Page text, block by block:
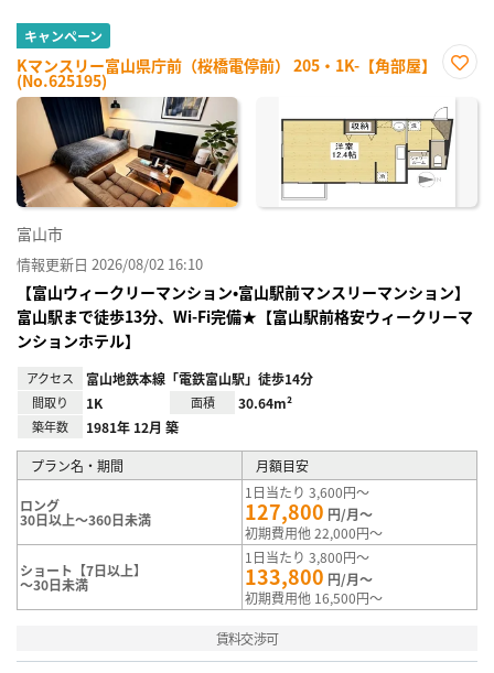
キャンペーン
Kマンスリー富山県庁前（桜橋電停前） 205・1K-【角部屋】
(No.625195)
に入
り登
録
富山市
情報更新日 2026/08/02 16:10
【富山ウィークリーマンション•富山駅前マンスリーマンション】
富山駅まで徒歩13分、Wi-Fi完備★【富山駅前格安ウィークリーマ
ンションホテル】
アクセス 富山地鉄本線「電鉄富山駅」徒歩14分
間取り 1K 面積 30.64m²
築年数 1981年 12月 築
プラン名・期間 月額目安
ロング
30日以上～360日未満
1日当たり 3,600円～
127,800 円/月～
初期費用他 22,000円～
ショート【7日以上】
～30日未満
1日当たり 3,800円～
133,800 円/月～
初期費用他 16,500円～
賃料交渉可